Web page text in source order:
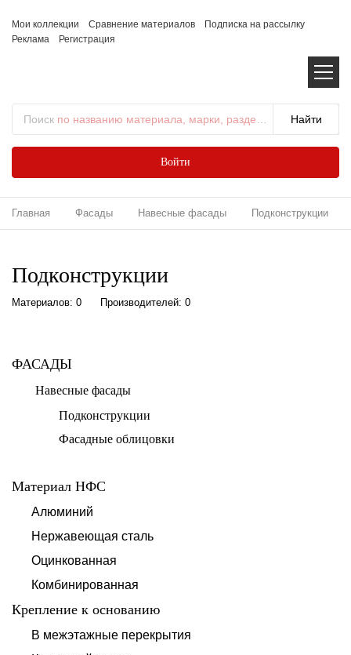
Мои коллекции Сравнение материалов
Подписка на рассылку
Реклама
Регистрация
Поиск по названию материала, марки, раздела...
Войти
Главная Фасады Навесные фасады Подконструкции
Подконструкции
Материалов: 0 Производителей: 0
ФАСАДЫ
Навесные фасады
Подконструкции
Фасадные облицовки
Материал НФС
Алюминий
Нержавеющая сталь
Оцинкованная
Комбинированная
Крепление к основанию
В межэтажные перекрытия